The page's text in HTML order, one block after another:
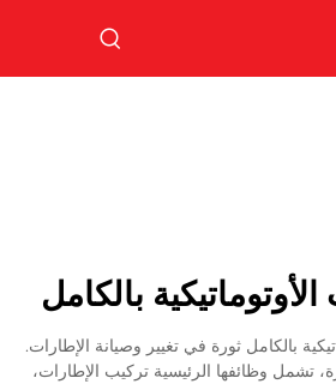
الأوتوماتيكية بالكامل
بالكامل ثورة في تغيير وصيانة الإطارات.
تشمل وظائفها الرئيسية تركيب الإطارات،